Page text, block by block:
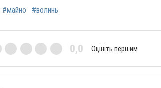
#майно #волинь
0,0 Оцініть першим